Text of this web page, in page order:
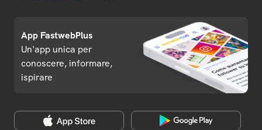
App FastwebPlus
Un'app unica per
conoscere, informare,
ispirare